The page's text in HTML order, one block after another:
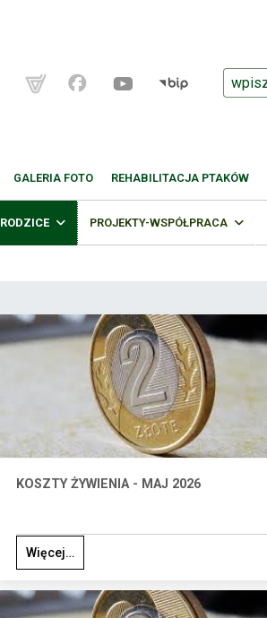
GALERIA FOTO REHABILITACJA PTAKÓW
RODZICE PROJEKTY-WSPÓŁPRACA
KOSZTY ŻYWIENIA - MAJ 2026
Więcej…